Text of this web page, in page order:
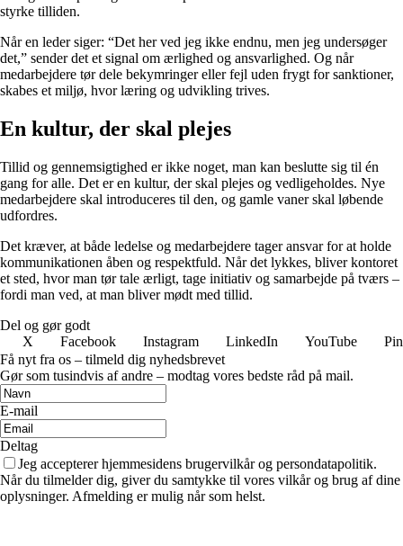
styrke tilliden.
Når en leder siger: “Det her ved jeg ikke endnu, men jeg undersøger
det,” sender det et signal om ærlighed og ansvarlighed. Og når
medarbejdere tør dele bekymringer eller fejl uden frygt for sanktioner,
skabes et miljø, hvor læring og udvikling trives.
En kultur, der skal plejes
Tillid og gennemsigtighed er ikke noget, man kan beslutte sig til én
gang for alle. Det er en kultur, der skal plejes og vedligeholdes. Nye
medarbejdere skal introduceres til den, og gamle vaner skal løbende
udfordres.
Det kræver, at både ledelse og medarbejdere tager ansvar for at holde
kommunikationen åben og respektfuld. Når det lykkes, bliver kontoret
et sted, hvor man tør tale ærligt, tage initiativ og samarbejde på tværs –
fordi man ved, at man bliver mødt med tillid.
Del og gør godt
X
Facebook Instagram LinkedIn YouTube
Få nyt fra os – tilmeld dig nyhedsbrevet
Gør som tusindvis af andre – modtag vores bedste råd på mail.
E-mail
Deltag
Jeg accepterer hjemmesidens brugervilkår og persondatapolitik.
Når du tilmelder dig, giver du samtykke til vores vilkår og brug af dine
oplysninger. Afmelding er mulig når som helst.